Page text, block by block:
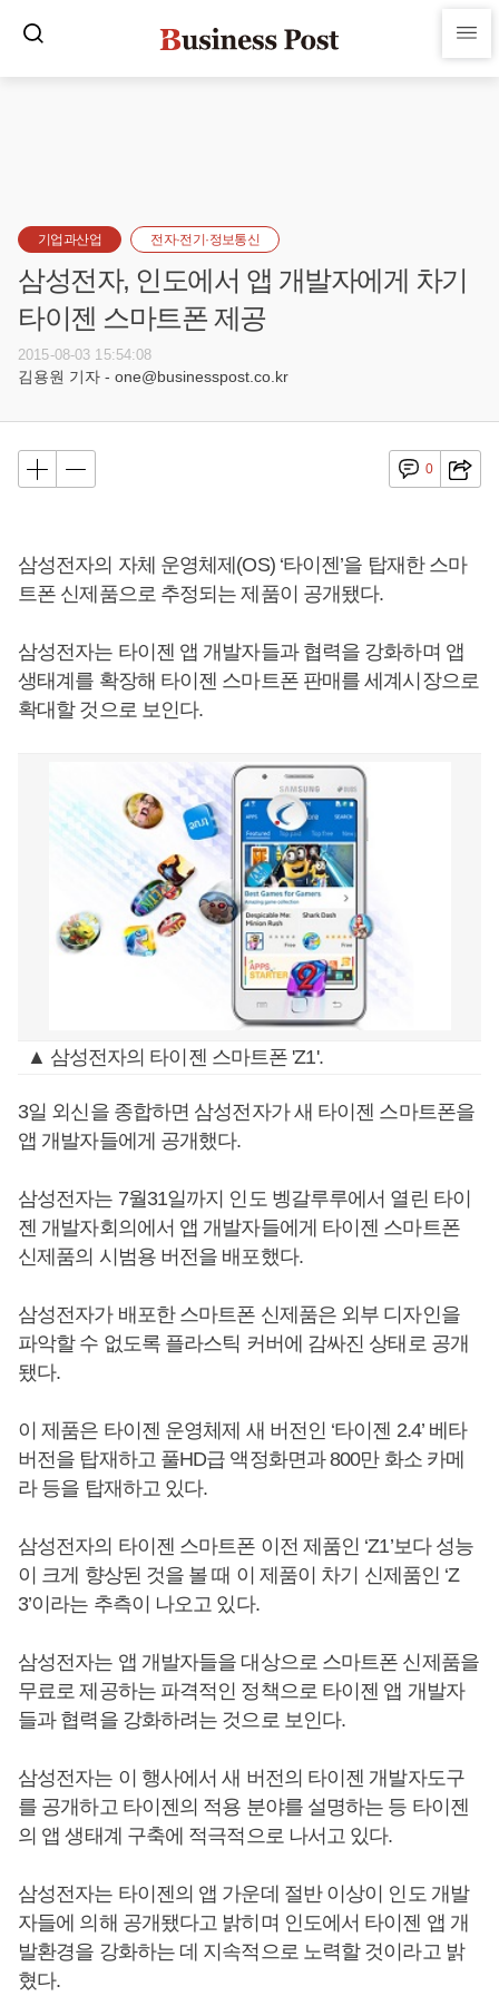
기업과산업 전자·전기·정보통신
삼성전자, 인도에서 앱 개발자에게 차기
타이젠 스마트폰 제공
2015-08-03 15:54:08
김용원 기자 - one@businesspost.co.kr
0
삼성전자의 자체 운영체제(OS) ‘타이젠’을 탑재한 스마
트폰 신제품으로 추정되는 제품이 공개됐다.
삼성전자는 타이젠 앱 개발자들과 협력을 강화하며 앱
생태계를 확장해 타이젠 스마트폰 판매를 세계시장으로
확대할 것으로 보인다.
▲ 삼성전자의 타이젠 스마트폰 'Z1'.
3일 외신을 종합하면 삼성전자가 새 타이젠 스마트폰을
앱 개발자들에게 공개했다.
삼성전자는 7월31일까지 인도 벵갈루루에서 열린 타이
젠 개발자회의에서 앱 개발자들에게 타이젠 스마트폰
신제품의 시범용 버전을 배포했다.
삼성전자가 배포한 스마트폰 신제품은 외부 디자인을
파악할 수 없도록 플라스틱 커버에 감싸진 상태로 공개
됐다.
이 제품은 타이젠 운영체제 새 버전인 ‘타이젠 2.4’ 베타
버전을 탑재하고 풀HD급 액정화면과 800만 화소 카메
라 등을 탑재하고 있다.
삼성전자의 타이젠 스마트폰 이전 제품인 ‘Z1’보다 성능
이 크게 향상된 것을 볼 때 이 제품이 차기 신제품인 ‘Z
3’이라는 추측이 나오고 있다.
삼성전자는 앱 개발자들을 대상으로 스마트폰 신제품을
무료로 제공하는 파격적인 정책으로 타이젠 앱 개발자
들과 협력을 강화하려는 것으로 보인다.
삼성전자는 이 행사에서 새 버전의 타이젠 개발자도구
를 공개하고 타이젠의 적용 분야를 설명하는 등 타이젠
의 앱 생태계 구축에 적극적으로 나서고 있다.
삼성전자는 타이젠의 앱 가운데 절반 이상이 인도 개발
자들에 의해 공개됐다고 밝히며 인도에서 타이젠 앱 개
발환경을 강화하는 데 지속적으로 노력할 것이라고 밝
혔다.